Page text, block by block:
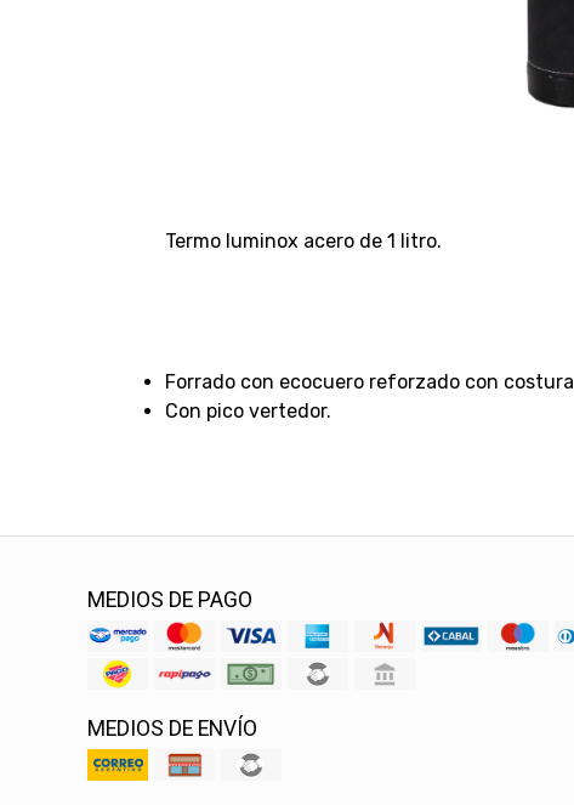
Termo luminox acero de 1 litro.
Forrado con ecocuero reforzado con
Con pico vertedor.
MEDIOS DE PAGO
MEDIOS DE ENVÍO